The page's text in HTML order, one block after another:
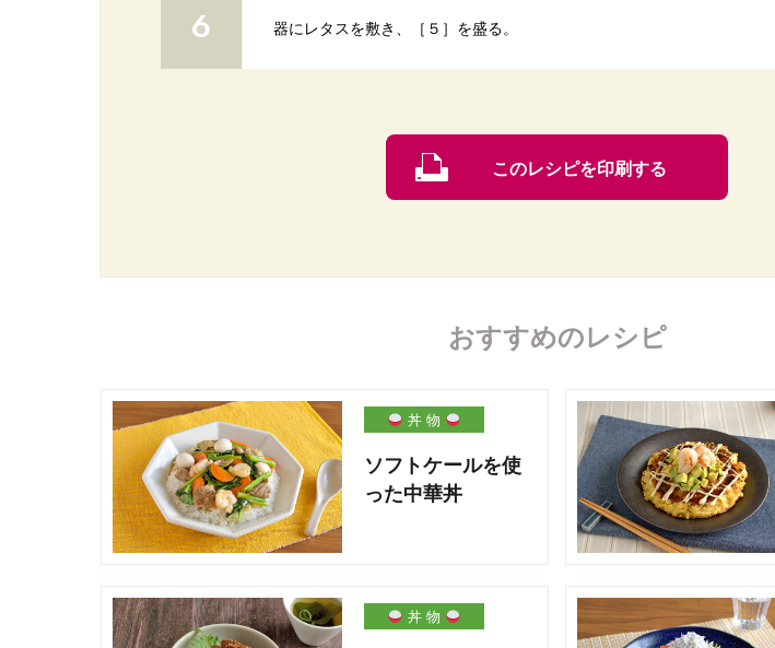
器にレタスを敷き、［５］を盛る。
このレシピを印刷する
おすすめのレシピ
丼 物
ソフトケールを使
った中華丼
丼 物